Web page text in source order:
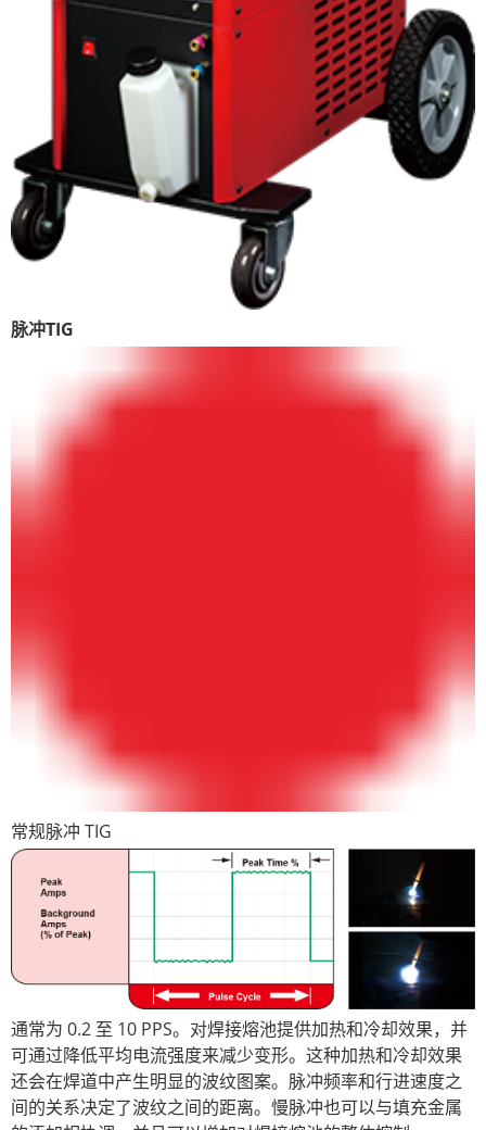
脉冲TIG
常规脉冲 TIG
通常为 0.2 至 10 PPS。对焊接熔池提供加热和冷却效果，并
可通过降低平均电流强度来减少变形。这种加热和冷却效果
还会在焊道中产生明显的波纹图案。脉冲频率和行进速度之
间的关系决定了波纹之间的距离。慢脉冲也可以与填充金属